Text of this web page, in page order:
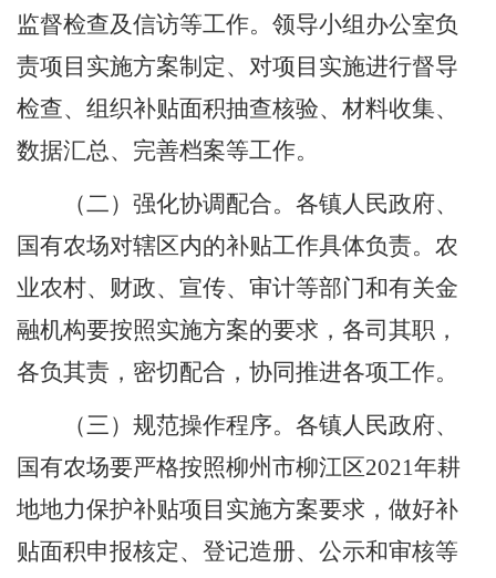
监督检查及信访等工作。领导小组办公室负
责项目实施方案制定、对项目实施进行督导
检查、组织补贴面积抽查核验、材料收集、
数据汇总、完善档案等工作。
（二）强化协调配合。 各镇人民政府、
国有农场对辖区内的补贴工作具体负责。农
业农村、财政、宣传、审计等部门和有关金
融机构要按照实施方案的要求，各司其职，
各负其责，密切配合，协同推进各项工作。
（三）规范操作程序。 各镇人民政府、
国有农场要严格按照柳州市柳江区2021年耕
地地力保护补贴项目实施方案要求，做好补
贴面积申报核定、登记造册、公示和审核等